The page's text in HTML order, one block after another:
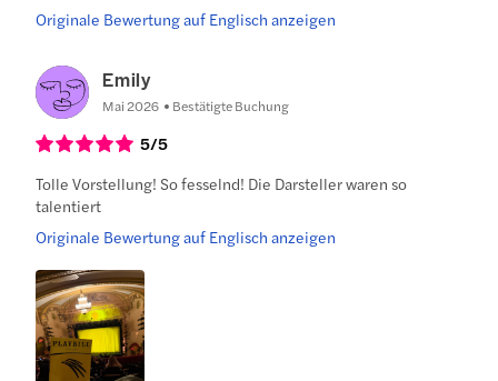
Originale Bewertung auf Englisch anzeigen
Emily
Mai 2026 Bestätigte Buchung
5/5
Tolle Vorstellung! So fesselnd! Die Darsteller waren so
talentiert
Originale Bewertung auf Englisch anzeigen